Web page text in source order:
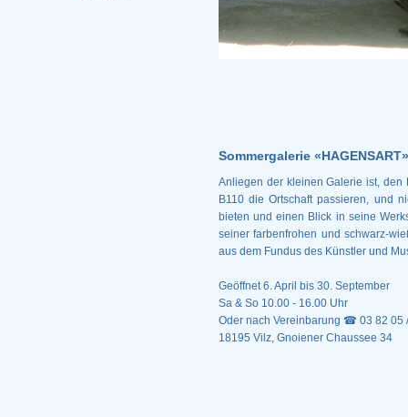
Sommergalerie
Anliegen der kleinen Galerie ist, den
B110 die Ortschaft passieren, und
bieten und einen Blick in seine
seiner farbenfrohen und schwarz-
aus dem Fundus des Künstler und
Geöffnet 6. April bis 30. September
Sa & So 10.00 - 16.00 Uhr
Oder nach Vereinbarung ☎ 03 82 05
18195 Vilz, Gnoiener Chaussee 34